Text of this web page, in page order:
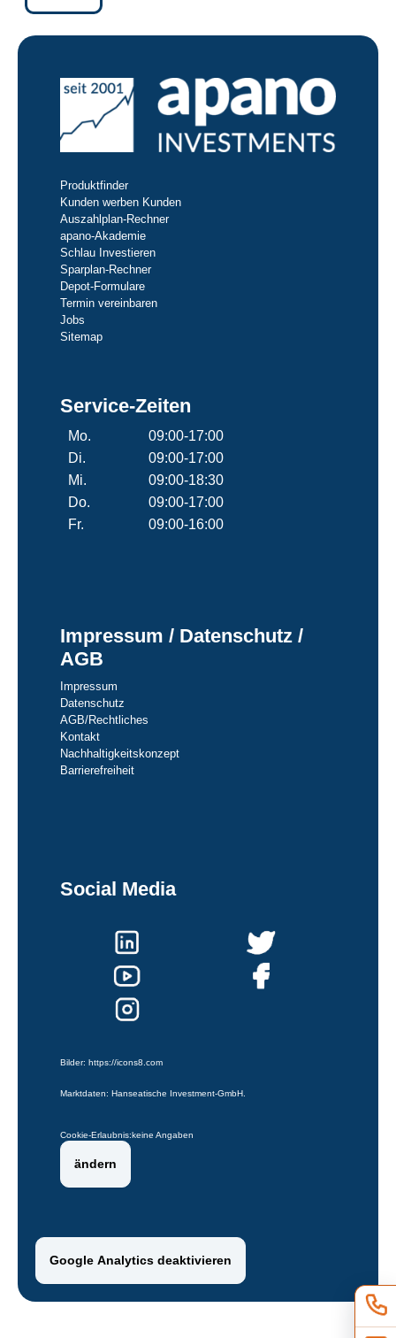
Produktfinder
Kunden werben Kunden
Auszahlplan-Rechner
apano-Akademie
Schlau Investieren
Sparplan-Rechner
Depot-Formulare
Termin vereinbaren
Jobs
Sitemap
Service-Zeiten
Mo.
09:00-17:00
Di.
09:00-17:00
Mi.
09:00-18:30
Do.
09:00-17:00
Fr.
09:00-16:00
Impressum / Datenschutz /
AGB
Impressum
Datenschutz
AGB/Rechtliches
Kontakt
Nachhaltigkeitskonzept
Barrierefreiheit
Social Media
Bilder: https://icons8.com
Marktdaten: Hanseatische Investment-GmbH.
Cookie-Erlaubnis:keine Angaben
ändern
Google Analytics deaktivieren